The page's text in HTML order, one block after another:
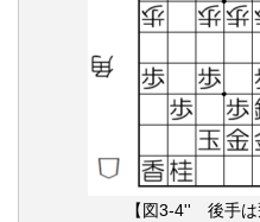
【図3-4'' 後手は